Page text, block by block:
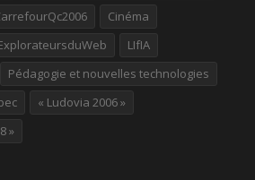
Cinéma
LIfIA
Pédagogie et nouvelles technologies
« Ludovia 2006 »
»